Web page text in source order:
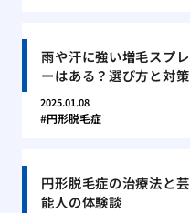
雨や汗に強い増毛スプレ
ーはある？選び方と対策
2025.01.08
円形脱毛症
円形脱毛症の治療法と芸
能人の体験談